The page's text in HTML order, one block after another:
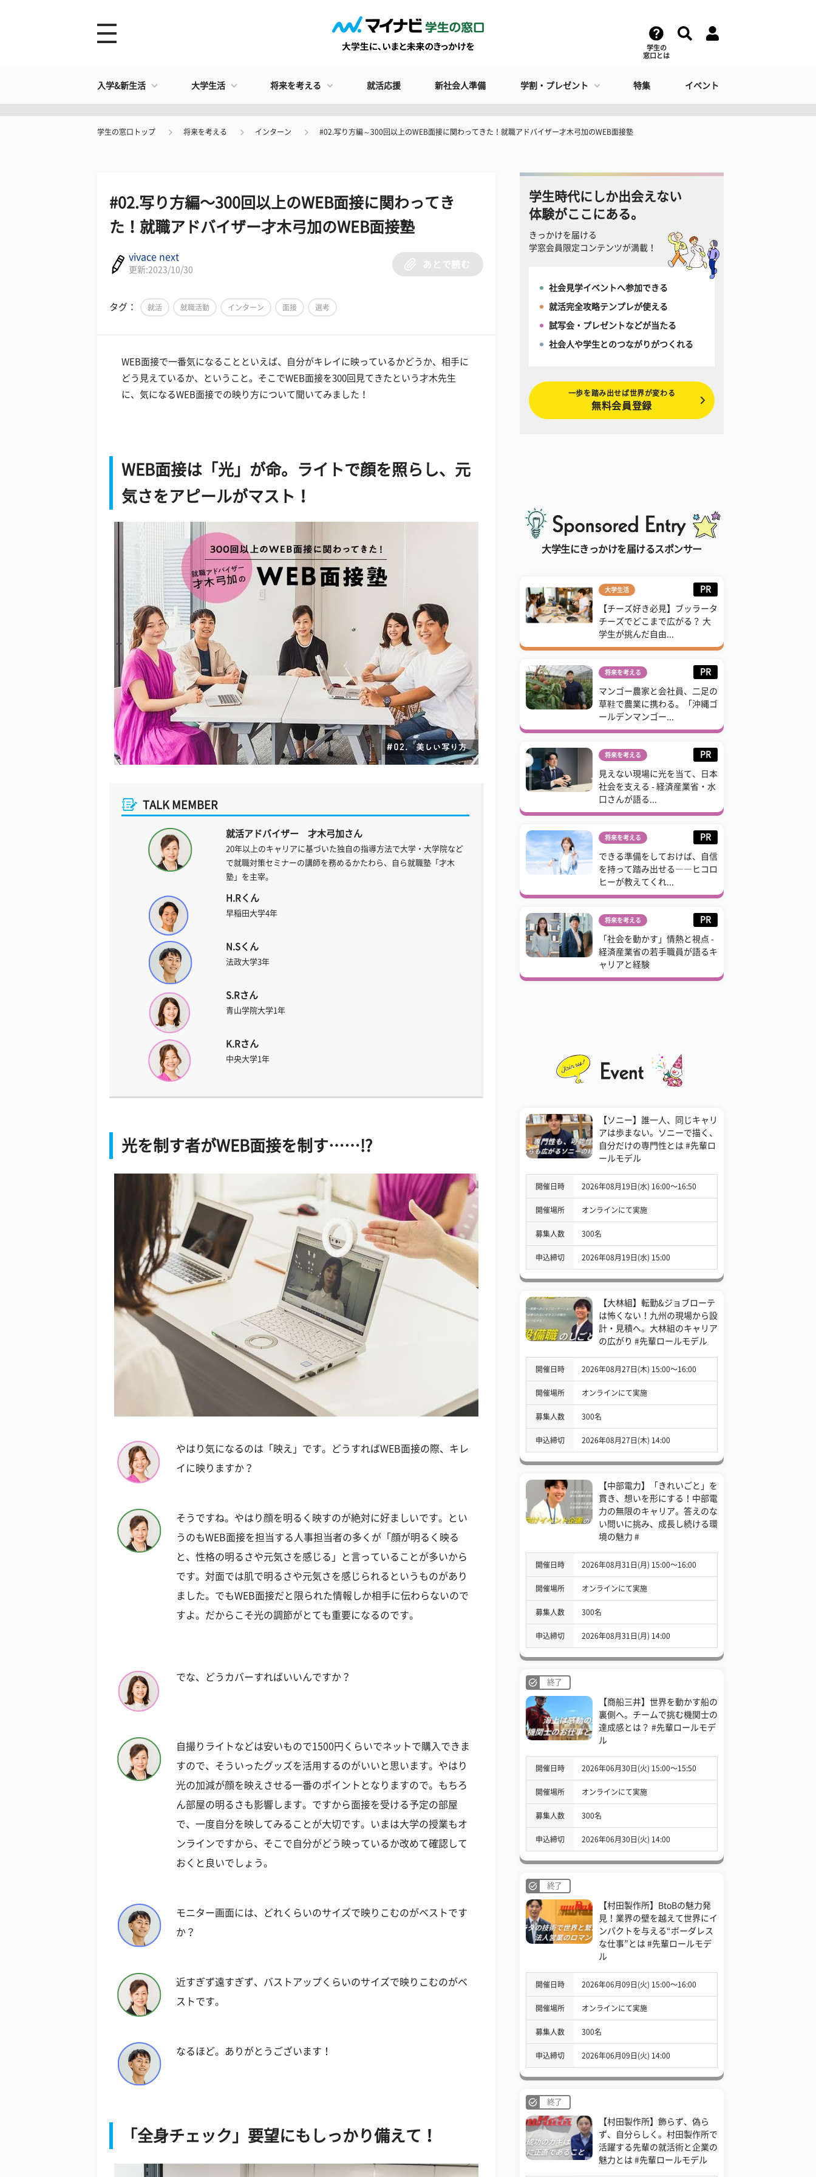
学生の
窓口とは
入学&新生活 大学生活 将来を考える 就活応援 新社会人準備 学割・プレゼント 特集 イベント
学生の窓口トップ 将来を考える インターン #02.写り方編～300回以上のWEB面接に関わってきた！就職アドバイザー才木弓加のWEB面接塾
#02.写り方編～300回以上のWEB面接に関わってき
た！就職アドバイザー才木弓加のWEB面接塾
vivace next
更新:2023/10/30
あとで読む
タグ： 就活 就職活動 インターン 面接 選考
WEB面接で一番気になることといえば、自分がキレイに映っているかどうか、相手に
どう見えているか、ということ。そこでWEB面接を300回見てきたという才木先生
に、気になるWEB面接での映り方について聞いてみました！
WEB面接は「光」が命。ライトで顔を照らし、元
気さをアピールがマスト！
TALK MEMBER
就活アドバイザー 才木弓加さん
20年以上のキャリアに基づいた独自の指導方法で大学・大学院など
で就職対策セミナーの講師を務めるかたわら、自ら就職塾「才木
塾」を主宰。
H.Rくん
早稲田大学4年
N.Sくん
法政大学3年
S.Rさん
青山学院大学1年
K.Rさん
中央大学1年
光を制す者がWEB面接を制す……!?
やはり気になるのは「映え」です。どうすればWEB面接の際、キレ
イに映りますか？
そうですね。やはり顔を明るく映すのが絶対に好ましいです。とい
うのもWEB面接を担当する人事担当者の多くが「顔が明るく映る
と、性格の明るさや元気さを感じる」と言っていることが多いから
です。対面では肌で明るさや元気さを感じられるというものがあり
ました。でもWEB面接だと限られた情報しか相手に伝わらないので
すよ。だからこそ光の調節がとても重要になるのです。
でな、どうカバーすればいいんですか？
自撮りライトなどは安いもので1500円くらいでネットで購入できま
すので、そういったグッズを活用するのがいいと思います。やはり
光の加減が顔を映えさせる一番のポイントとなりますので。もちろ
ん部屋の明るさも影響します。ですから面接を受ける予定の部屋
で、一度自分を映してみることが大切です。いまは大学の授業もオ
ンラインですから、そこで自分がどう映っているか改めて確認して
おくと良いでしょう。
モニター画面には、どれくらいのサイズで映りこむのがベストです
か？
近すぎず遠すぎず、バストアップくらいのサイズで映りこむのがベ
ストです。
なるほど。ありがとうございます！
「全身チェック」要望にもしっかり備えて！
学生時代にしか出会えない
体験がここにある。
きっかけを届ける
学窓会員限定コンテンツが満載！
社会見学イベントへ参加できる
就活完全攻略テンプレが使える
試写会・プレゼントなどが当たる
社会人や学生とのつながりがつくれる
一歩を踏み出せば世界が変わる
無料会員登録
大学生にきっかけを届けるスポンサー
大学生活 PR
【チーズ好き必見】ブッラータ
チーズでどこまで広がる？ 大
学生が挑んだ自由...
将来を考える PR
マンゴー農家と会社員、二足の
草鞋で農業に携わる。「沖縄ゴ
ールデンマンゴー...
将来を考える PR
見えない現場に光を当て、日本
社会を支える - 経済産業省・水
口さんが語る...
将来を考える PR
できる準備をしておけば、自信
を持って踏み出せる――ヒコロ
ヒーが教えてくれ...
将来を考える PR
「社会を動かす」情熱と視点 -
経済産業省の若手職員が語るキ
ャリアと経験
【ソニー】誰一人、同じキャリ
アは歩まない。ソニーで描く、
自分だけの専門性とは #先輩ロ
ールモデル
開催日時 2026年08月19日(水) 16:00〜16:50
開催場所 オンラインにて実施
募集人数 300名
申込締切 2026年08月19日(水) 15:00
【大林組】転勤&ジョブローテ
は怖くない！九州の現場から設
計・見積へ。大林組のキャリア
の広がり #先輩ロールモデル
開催日時 2026年08月27日(木) 15:00〜16:00
開催場所 オンラインにて実施
募集人数 300名
申込締切 2026年08月27日(木) 14:00
【中部電力】「きれいごと」を
貫き、想いを形にする！中部電
力の無限のキャリア。答えのな
い問いに挑み、成長し続ける環
境の魅力 #
開催日時 2026年08月31日(月) 15:00〜16:00
開催場所 オンラインにて実施
募集人数 300名
申込締切 2026年08月31日(月) 14:00
終了
【商船三井】世界を動かす船の
裏側へ。チームで挑む機関士の
達成感とは？ #先輩ロールモデ
ル
開催日時 2026年06月30日(火) 15:00〜15:50
開催場所 オンラインにて実施
募集人数 300名
申込締切 2026年06月30日(火) 14:00
終了
【村田製作所】BtoBの魅力発
見！業界の壁を越えて世界にイ
ンパクトを与える“ボーダレス
な仕事”とは #先輩ロールモデ
ル
開催日時 2026年06月09日(火) 15:00〜16:00
開催場所 オンラインにて実施
募集人数 300名
申込締切 2026年06月09日(火) 14:00
終了
【村田製作所】飾らず、偽ら
ず、自分らしく。村田製作所で
活躍する先輩の就活術と企業の
魅力とは #先輩ロールモデル